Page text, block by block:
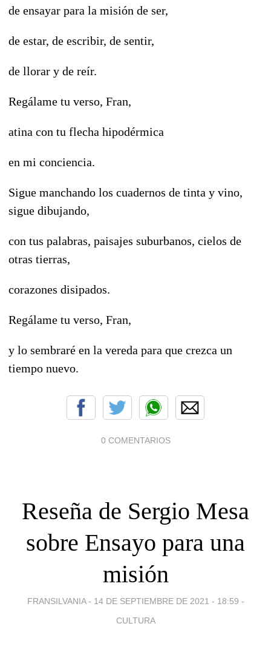
de ensayar para la misión de ser,
de estar, de escribir, de sentir,
de llorar y de reír.
Regálame tu verso, Fran,
atina con tu flecha hipodérmica
en mi conciencia.
Sigue manchando los cuadernos de tinta y vino,
sigue dibujando,
con tus palabras, paisajes suburbanos, cielos de
otras tierras,
corazones disipados.
Regálame tu verso, Fran,
y lo sembraré en la vereda para que crezca un
tiempo nuevo.
0 COMENTARIOS
Reseña de Sergio Mesa
sobre Ensayo para una
misión
FRANSILVANIA - 14 DE SEPTIEMBRE DE 2021 - 18:59 -
CULTURA